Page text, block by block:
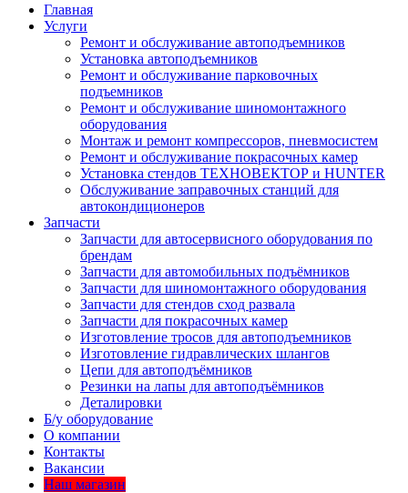
Главная
Услуги
Ремонт и обслуживание автоподъемников
Установка автоподъемников
Ремонт и обслуживание парковочных
подъемников
Ремонт и обслуживание шиномонтажного
оборудования
Монтаж и ремонт компрессоров, пневмосистем
Ремонт и обслуживание покрасочных камер
Установка стендов ТЕХНОВЕКТОР и HUNTER
Обслуживание заправочных станций для
автокондиционеров
Запчасти
Запчасти для автосервисного оборудования по
брендам
Запчасти для автомобильных подъёмников
Запчасти для шиномонтажного оборудования
Запчасти для стендов сход развала
Запчасти для покрасочных камер
Изготовление тросов для автоподъемников
Изготовление гидравлических шлангов
Цепи для автоподъёмников
Резинки на лапы для автоподъёмников
Деталировки
Б/у оборудование
О компании
Контакты
Вакансии
Наш магазин